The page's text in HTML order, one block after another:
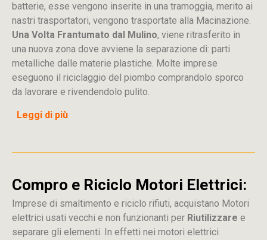
batterie, esse vengono inserite in una tramoggia, merito ai
nastri trasportatori, vengono trasportate alla Macinazione.
Una Volta Frantumato dal Mulino, viene ritrasferito in
una nuova zona dove avviene la separazione di: parti
metalliche dalle materie plastiche. Molte imprese
eseguono il riciclaggio del piombo comprandolo sporco
da lavorare e rivendendolo pulito.
Leggi di più
Compro e Riciclo Motori Elettrici:
Imprese di smaltimento e riciclo rifiuti, acquistano Motori
elettrici usati vecchi e non funzionanti per Riutilizzare e
separare gli elementi. In effetti nei motori elettrici